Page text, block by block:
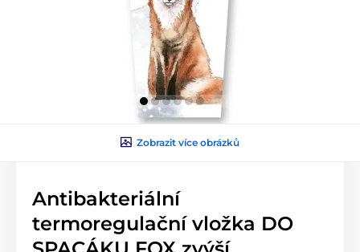
Zobrazit více obrázků
Antibakteriální
termoregulační vložka DO